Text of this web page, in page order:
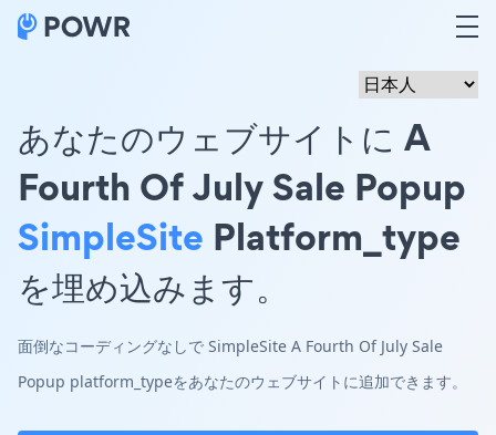
あなたのウェブサイトに A
Fourth Of July Sale Popup
SimpleSite Platform_type
を埋め込みます。
面倒なコーディングなしで SimpleSite A Fourth Of July Sale
Popup platform_typeをあなたのウェブサイトに追加できます。